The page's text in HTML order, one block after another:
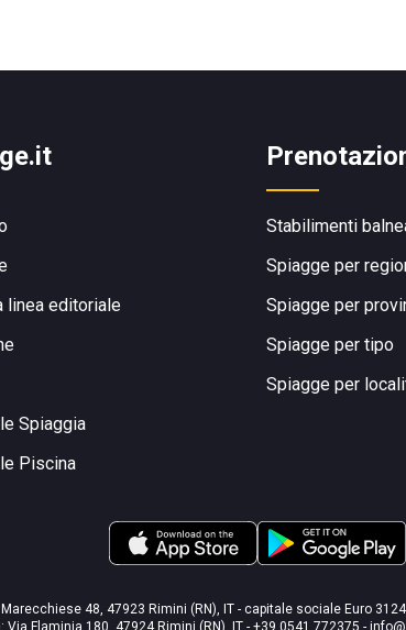
linea editoriale
Spiaggia
Piscina
Stabilimenti
Spiagge per
Spiagge per
Spiagge per tipo
Spiagge per
Marecchiese 48, 47923 Rimini (RN), IT - capitale sociale Euro
Via Flaminia 180, 47924 Rimini (RN), IT - +39 0541 772375 -